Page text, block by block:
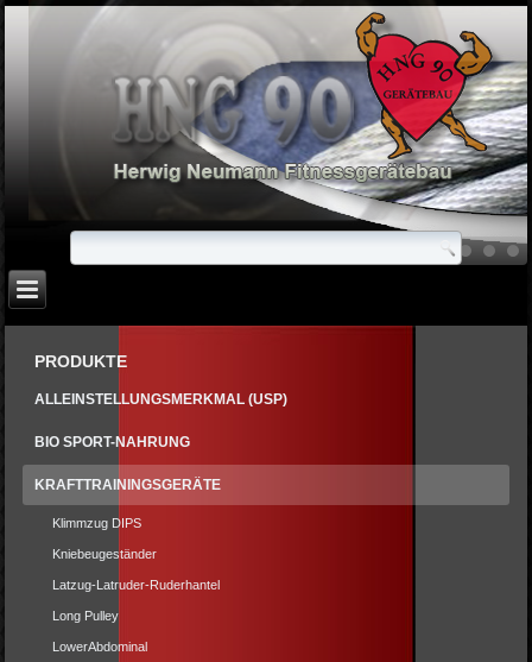
PRODUKTE
ALLEINSTELLUNGSMERKMAL (USP)
BIO SPORT-NAHRUNG
KRAFTTRAININGSGERÄTE
Klimmzug DIPS
Kniebeugeständer
Latzug-Latruder-Ruderhantel
Long Pulley
LowerAbdominal